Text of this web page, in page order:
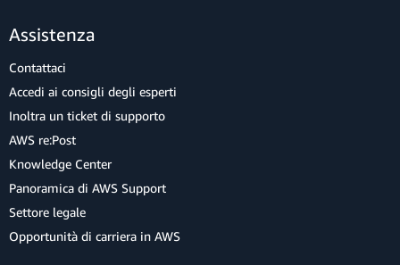
Assistenza
Contattaci
Accedi ai consigli degli esperti
Inoltra un ticket di supporto
AWS re:Post
Knowledge Center
Panoramica di AWS Support
Settore legale
Opportunità di carriera in AWS